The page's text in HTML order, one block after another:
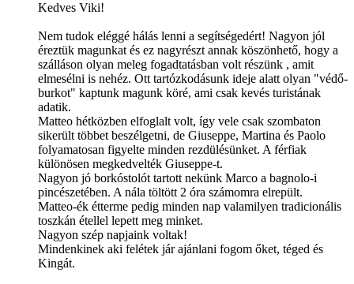
Kedves Viki!
Nem tudok eléggé hálás lenni a segítségedért! Nagyon jól
éreztük magunkat és ez nagyrészt annak köszönhető, hogy a
szálláson olyan meleg fogadtatásban volt részünk , amit
elmesélni is nehéz. Ott tartózkodásunk ideje alatt olyan "védő-
burkot" kaptunk magunk köré, ami csak kevés turistának
adatik.
Matteo hétközben elfoglalt volt, így vele csak szombaton
sikerült többet beszélgetni, de Giuseppe, Martina és Paolo
folyamatosan figyelte minden rezdülésünket. A férfiak
különösen megkedvelték Giuseppe-t.
Nagyon jó borkóstolót tartott nekünk Marco a bagnolo-i
pincészetében. A nála töltött 2 óra számomra elrepült.
Matteo-ék étterme pedig minden nap valamilyen tradicionális
toszkán étellel lepett meg minket.
Nagyon szép napjaink voltak!
Mindenkinek aki felétek jár ajánlani fogom őket, téged és
Kingát.